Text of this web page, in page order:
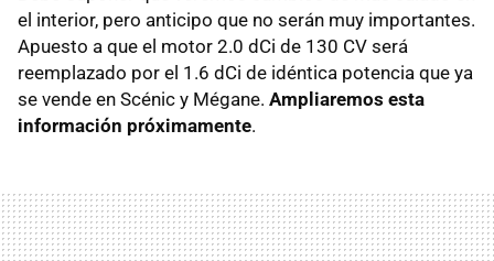
el interior, pero anticipo que no serán muy importantes.
Apuesto a que el motor 2.0 dCi de 130 CV será
reemplazado por el 1.6 dCi de idéntica potencia que ya
se vende en Scénic y Mégane. Ampliaremos esta
información próximamente.